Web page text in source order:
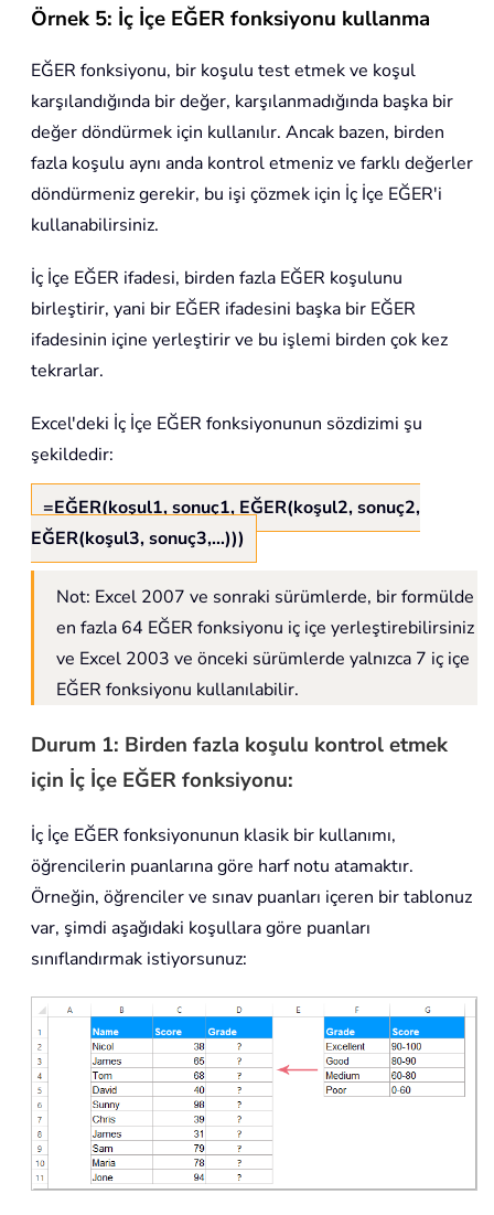
Örnek 5: İç İçe EĞER fonksiyonu kullanma
EĞER fonksiyonu, bir koşulu test etmek ve koşul
karşılandığında bir değer, karşılanmadığında başka bir
değer döndürmek için kullanılır. Ancak bazen, birden
fazla koşulu aynı anda kontrol etmeniz ve farklı değerler
döndürmeniz gerekir, bu işi çözmek için İç İçe EĞER'i
kullanabilirsiniz.
İç İçe EĞER ifadesi, birden fazla EĞER koşulunu
birleştirir, yani bir EĞER ifadesini başka bir EĞER
ifadesinin içine yerleştirir ve bu işlemi birden çok kez
tekrarlar.
Excel'deki İç İçe EĞER fonksiyonunun sözdizimi şu
şekildedir:
=EĞER(koşul1, sonuç1, EĞER(koşul2, sonuç2,
EĞER(koşul3, sonuç3,…)))
Not: Excel 2007 ve sonraki sürümlerde, bir formülde
en fazla 64 EĞER fonksiyonu iç içe yerleştirebilirsiniz
ve Excel 2003 ve önceki sürümlerde yalnızca 7 iç içe
EĞER fonksiyonu kullanılabilir.
Durum 1: Birden fazla koşulu kontrol etmek
için İç İçe EĞER fonksiyonu:
İç İçe EĞER fonksiyonunun klasik bir kullanımı,
öğrencilerin puanlarına göre harf notu atamaktır.
Örneğin, öğrenciler ve sınav puanları içeren bir tablonuz
var, şimdi aşağıdaki koşullara göre puanları
sınıflandırmak istiyorsunuz: